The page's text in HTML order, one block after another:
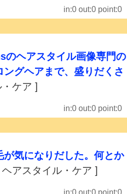
in:0 out:0 point:0
のヘアスタイル画像専門の
グヘアまで、盛りだくさ
ケア ]
in:0 out:0 point:0
が気になりだした。何とか
ヘアスタイル・ケア ]